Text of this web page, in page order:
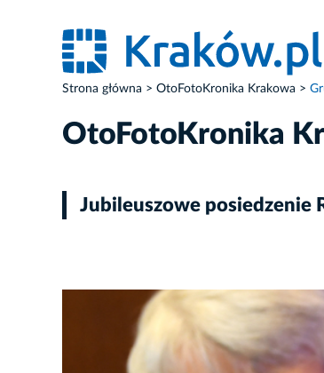
Strona główna OtoFotoKronika Krakowa
OtoFotoKronika
Jubileuszowe posiedzenie